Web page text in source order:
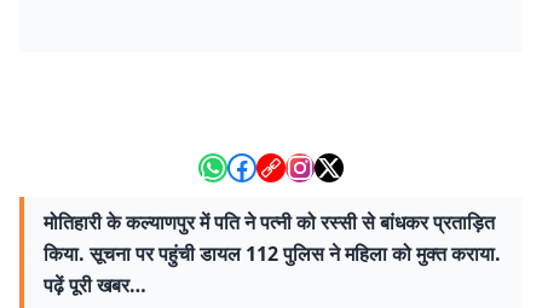
मोतिहारी के कल्याणपुर में पति ने पत्नी को रस्सी से बांधकर प्रताड़ित
किया. सूचना पर पहुंची डायल 112 पुलिस ने महिला को मुक्त कराया.
पढ़ें पूरी खबर…